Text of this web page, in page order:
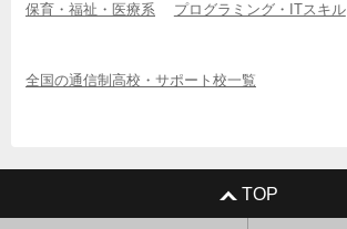
保育・福祉・医療系 プログラミング・ITスキル
全国の通信制高校・サポート校一覧
TOP